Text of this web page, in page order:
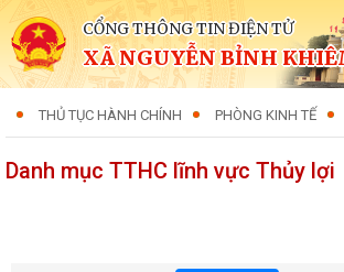
CỔNG THÔNG TIN ĐIỆN TỬ
XÃ NGUYỄN BỈNH
THỦ TỤC HÀNH CHÍNH PHÒNG KINH TẾ
Danh mục TTHC lĩnh vực Thủy lợi